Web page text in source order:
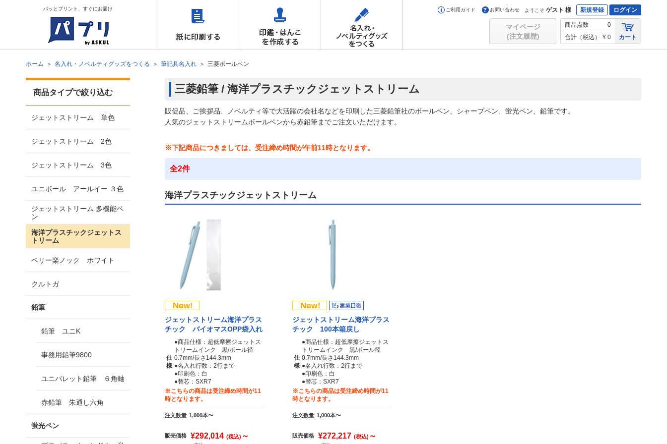
パッとプリント、すぐにお届け ご利用ガイド お問い合わせ ようこそ ゲスト 様 新規登録 ログイン
マイページ
(注文履歴)
商品点数
0
合計（税込）
¥ 0 カート
ホーム 名入れ・ノベルティグッズをつくる 筆記具名入れ 三菱ボールペン
三菱鉛筆 / 海洋プラスチックジェットストリーム
販促品、ご挨拶品、ノベルティ等で大活躍の会社名などを印刷した三菱鉛筆社のボールペン、シャープペン、蛍光ペン、鉛筆です。
人気のジェットストリームボールペンから赤鉛筆までご注文いただけます。
※下記商品につきましては、受注締め時間が午前11時となります。
全2件
海洋プラスチックジェットストリーム
ジェットストリーム海洋プラス
チック バイオマスOPP袋入れ
仕
様
●商品仕様：超低摩擦ジェットス
トリームインク 黒/ボール径
0.7mm/長さ144.3mm
●名入れ行数：2行まで
●印刷色：白
●替芯：SXR7
※こちらの商品は受注締め時間が11
時となります。
注文数量 1,000本〜
販売価格 ¥292,014 (税込) ～
ジェットストリーム海洋プラス
チック 100本箱戻し
仕
様
●商品仕様：超低摩擦ジェットス
トリームインク 黒/ボール径
0.7mm/長さ144.3mm
●名入れ行数：2行まで
●印刷色：白
●替芯：SXR7
※こちらの商品は受注締め時間が11
時となります。
注文数量 1,000本〜
販売価格 ¥272,217 (税込) ～
商品タイプで絞り込む
ジェットストリーム 単色
ジェットストリーム 2色
ジェットストリーム 3色
ユニボール アールイー ３色
ジェットストリーム 多機能ペ
ン
海洋プラスチックジェットス
トリーム
ベリー楽ノック ホワイト
クルトガ
鉛筆
鉛筆 ユニK
事務用鉛筆9800
ユニパレット鉛筆 ６角軸
赤鉛筆 朱通し六角
蛍光ペン